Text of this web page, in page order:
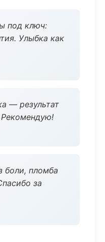
под ключ:
Улыбка как
— результат
Рекомендую!
боли, пломба
за